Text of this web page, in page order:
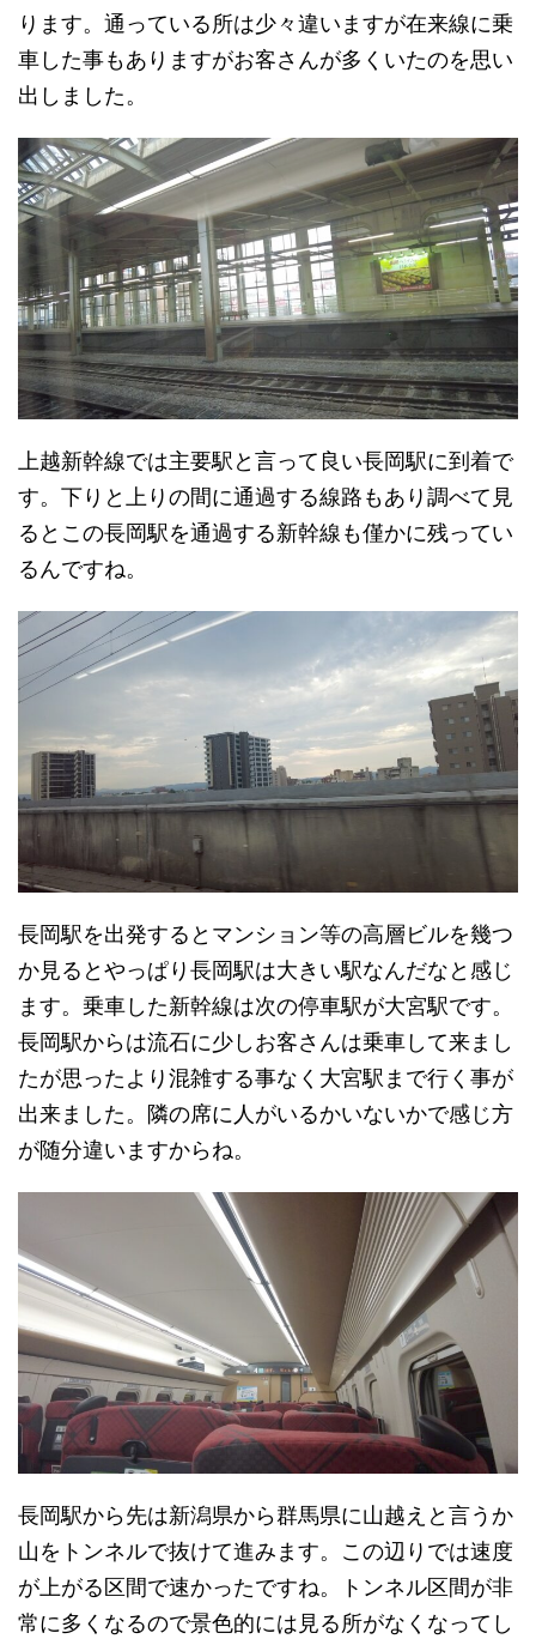
ります。通っている所は少々違いますが在来線に乗
車した事もありますがお客さんが多くいたのを思い
出しました。
上越新幹線では主要駅と言って良い長岡駅に到着で
す。下りと上りの間に通過する線路もあり調べて見
るとこの長岡駅を通過する新幹線も僅かに残ってい
るんですね。
長岡駅を出発するとマンション等の高層ビルを幾つ
か見るとやっぱり長岡駅は大きい駅なんだなと感じ
ます。乗車した新幹線は次の停車駅が大宮駅です。
長岡駅からは流石に少しお客さんは乗車して来まし
たが思ったより混雑する事なく大宮駅まで行く事が
出来ました。隣の席に人がいるかいないかで感じ方
が随分違いますからね。
長岡駅から先は新潟県から群馬県に山越えと言うか
山をトンネルで抜けて進みます。この辺りでは速度
が上がる区間で速かったですね。トンネル区間が非
常に多くなるので景色的には見る所がなくなってし